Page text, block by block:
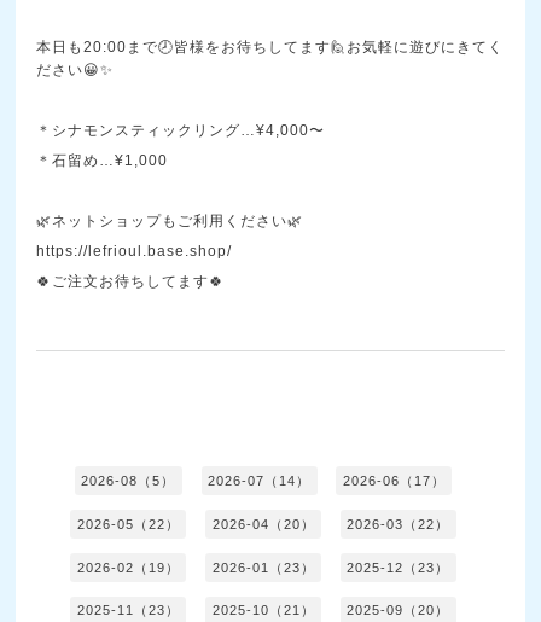
本日も20:00まで🕗皆様をお待ちしてます🙋お気軽に遊びにきてく
ださい😀✨
＊シナモンスティックリング…¥4,000〜
＊石留め…¥1,000
🌿ネットショップもご利用ください🌿
https://lefrioul.base.shop/
🍀ご注文お待ちしてます🍀
2026-08（5） 2026-07（14） 2026-06（17）
2026-05（22） 2026-04（20） 2026-03（22）
2026-02（19） 2026-01（23） 2025-12（23）
2025-11（23） 2025-10（21） 2025-09（20）